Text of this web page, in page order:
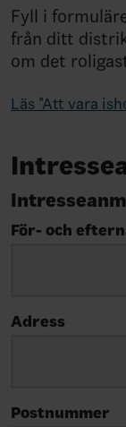
Fyll i
från ditt
om det
Läs "Att vara
För- och
Adress
Postnummer